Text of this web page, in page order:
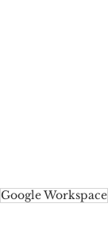
Google Workspace